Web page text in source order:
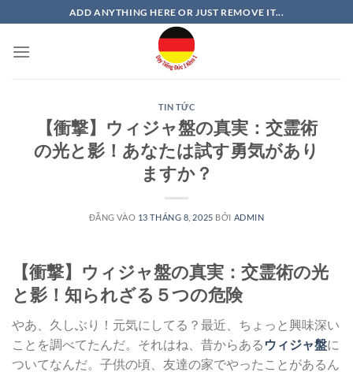
qua
nội
ADD ANYTHING HERE OR JUST REMOVE IT...
TIN TỨC
【衝撃】ウィジャ盤の真実：交霊術
の光と影！あなたは試す勇気があり
ますか？
ĐĂNG VÀO 13 THÁNG 8, 2025 BỞI ADMIN
【衝撃】ウィジャ盤の真実：交霊術の光
と影！知られざる５つの危険
やあ、久しぶり！元気にしてる？最近、ちょっと興味深い
ことを調べてたんだ。それはね、昔からある ウィジャ盤に
ついてなんだ。子供の頃、友達の家でやったことがあるん